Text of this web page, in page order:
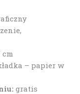
cm
– papier w
gratis